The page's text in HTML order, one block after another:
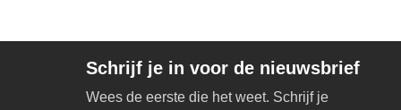
Schrijf je in voor de nieuwsbrief
Wees de eerste die het weet. Schrijf je